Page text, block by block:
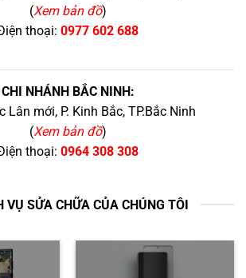
(Xem bản đồ)
thoại: 0977 602 688
CHI NHÁNH BẮC NINH:
Lân mới, P. Kinh Bắc, TP.Bắc Ninh
(Xem bản đồ)
thoại: 0964 308 308
VỤ SỬA CHỮA CỦA CHÚNG TÔI